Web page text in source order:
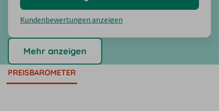
Kundenbewertungen anzeigen
Mehr anzeigen
PREISBAROMETER